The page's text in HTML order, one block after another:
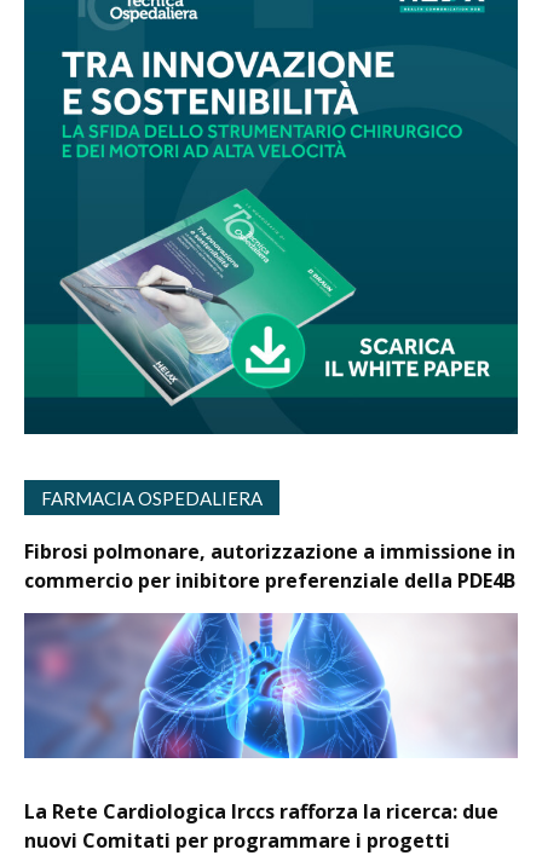
FARMACIA OSPEDALIERA
Fibrosi polmonare, autorizzazione a immissione in
commercio per inibitore preferenziale della PDE4B
La Rete Cardiologica Irccs rafforza la ricerca: due
nuovi Comitati per programmare i progetti